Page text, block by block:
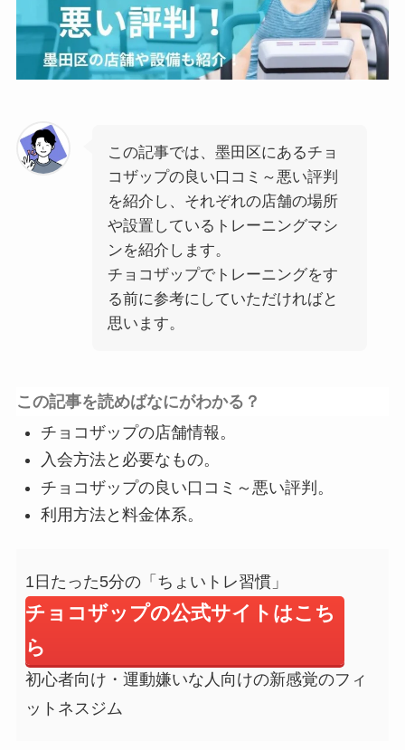
この記事では、墨田区にあるチョ
コザップの良い口コミ～悪い評判
を紹介し、それぞれの店舗の場所
や設置しているトレーニングマシ
ンを紹介します。
チョコザップでトレーニングをす
る前に参考にしていただければと
思います。
この記事を読めばなにがわかる？
チョコザップの店舗情報。
入会方法と必要なもの。
チョコザップの良い口コミ～悪い評判。
利用方法と料金体系。
1日たった5分の「ちょいトレ習慣」
チョコザップの公式サイトはこち
ら
初心者向け・運動嫌いな人向けの新感覚のフィ
ットネスジム